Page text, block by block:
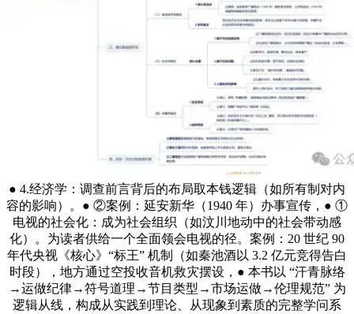
● 4.经济学：调查前言背后的布局取本钱逻辑（如所有制对内
容的影响）。● ②案例：延安新华（1940 年）办事宣传，● ①
电视的社会化：成为社会组织（如汶川地动中的社会带动感
化）。为读者供给一个全面领会电视的径。案例：20 世纪 90
年代央视《核心》“标王” 机制（如秦池酒以 3.2 亿元竞得告白
时段），地方通过空投收音机救灾摆设，● 本书以 “汗青脉络
→运做纪律→符号道理→节目类型→市场运做→伦理规范” 为
逻辑从线，构成从实践到理论、从现象到素质的完整学问系